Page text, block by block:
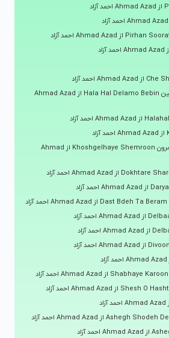
دانلود آهنگ حالا حال دلمو ببین Hala Hal Delamo Bebin از Ahmad Azad
دانلود آهنگ خوشگل های شمرون Khoshgelhaye Shemroon از Ahmad